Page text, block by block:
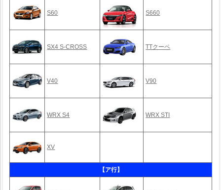
S60 S660
SX4 S-CROSS TTクーペ
V40 V90
WRX S4 WRX STI
XV
【ア行】